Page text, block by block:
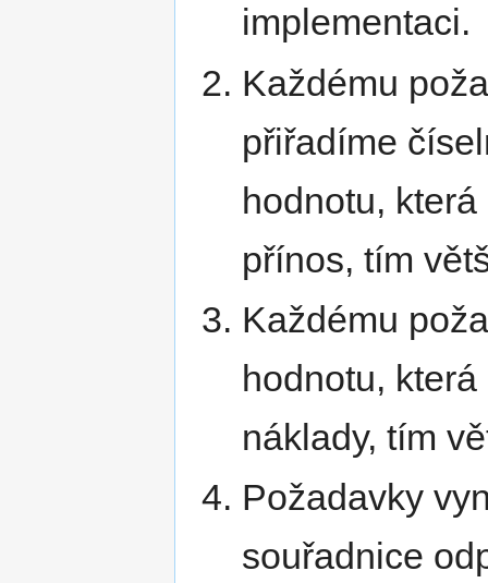
implementaci.
Každému
přiřadíme
hodnotu,
přínos, tím
Každému
hodnotu,
náklady, tím
Požadavky
souřadnice